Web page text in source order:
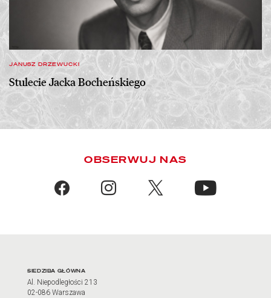
JANUSZ DRZEWUCKI
Stulecie Jacka Bocheńskiego
OBSERWUJ NAS
FacebookInstagram
Adres oraz godziny
SIEDZIBA GŁÓWNA
Al. Niepodległości 213
02-086 Warszawa